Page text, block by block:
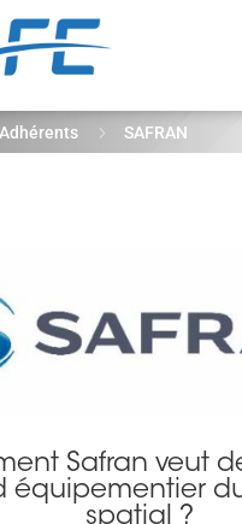
Adhérents 5 SAFRAN
Safran veut
équipementier
spatial ?